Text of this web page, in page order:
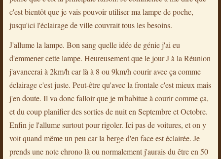
c'est bientôt que je vais pouvoir utiliser ma lampe de poche,
jusqu'ici l'éclairage de ville couvrait tous les besoins.
J'allume la lampe. Bon sang quelle idée de génie j'ai eu
d'emmener cette lampe. Heureusement que le jour J à la Réunion
j'avancerai à 2km/h car là à 8 ou 9km/h courir avec ça comme
éclairage c'est juste. Peut-être qu'avec la frontale c'est mieux mais
j'en doute. Il va donc falloir que je m'habitue à courir comme ça,
et du coup planifier des sorties de nuit en Septembre et Octobre.
Enfin je l'allume surtout pour rigoler. Ici pas de voitures, et on y
voit quand même un peu car la berge d'en face est éclairée. Je
prends une note chrono là ou normalement j'aurais du être en 50